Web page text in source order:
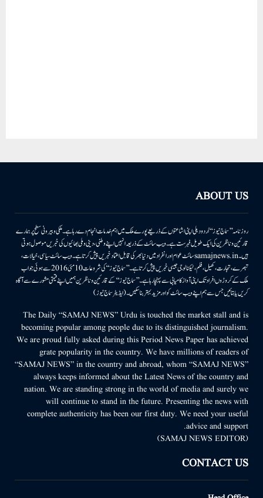
ABOUT US
روزنامہ ’’سماج نیوز‘‘ اُردو دہلی اپنی اشاعتوں کے ذریعے پورے ملک میں اہم خدمات انجام دے رہا ہے۔ ملکی وبیرونی سطح پر ہمارے
قارئین وناظرین کی ایک طویل فہرست ہے۔ ویب سائٹ کے ذریعہ انہیں اپنے وطنی، دینی وملی بھائیوں کی خبریں موصول ہوتی
ہیں۔samajnews.inسائٹ عوام اور انفراد میں دنیا بھر کی قابل اعتماد خبریں پیش کرتا ہے۔ ویب سائٹ سیاسی، خیالات،
تبصرے، تجارت، کھیل، فلم، ٹیکنالوجی جیسی خبریں پیش کرتا ہے۔ ’’سماج نیوز‘‘ کی شروعات 10مئی 2016 سے ہوئی جو اب
ملک کے کروڑوں افراد تک اپنی آواز کامیابی سے پہنچا رہا ہے۔ ’’سماج نیوز‘‘ کے قارئین وناظرین ہمیں اپنے قیمتی مشورے سے آگاہ
کریں یا بتائیں جس سے ہم اپنے ویب سائٹ کو اور مزید بہتر بناسکیں۔ (ایڈیٹر سماج نیوز)
The Daily “SAMAJ NEWS” Urdu is touched the market stall and is
becoming popular among people due to its distinguished journalism.
We are proud fully asked during this Period News Paper has achieved
grate popularity in the country. We have millions of readers of
“SAMAJ NEWS” in the country and abroad, whom “SAMAJ NEWS”
always keeps informed about the Latest News of the country and
nation. We are standing strong in the world of media and surely we
will continue to stand in the future. Presenting the news with
complete authenticity has been our first duty. We need your useful
advice and support.
(SAMAJ NEWS EDITOR)
CONTACT US